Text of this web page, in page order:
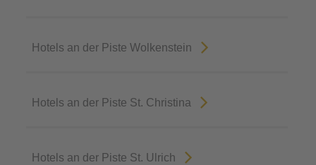
Hotels an der Piste Wolkenstein
Hotels an der Piste St. Christina
Hotels an der Piste St. Ulrich